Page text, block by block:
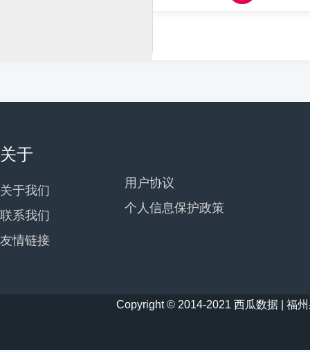
关于
关于我们
联系我们
友情链接
用户协议
个人信息保护政策
Copyright © 2014-2021 西瓜数据 | 福